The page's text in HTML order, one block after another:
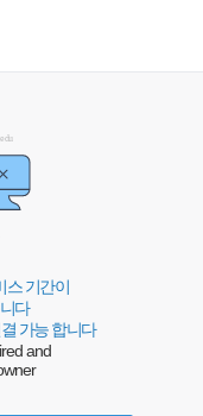
스 기간이
다
가능 합니다
and